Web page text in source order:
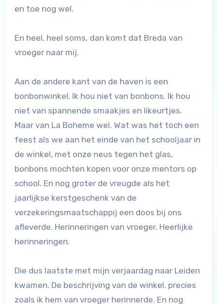
en toe nog wel.
En heel, heel soms, dan komt dat Breda van
vroeger naar mij.
Aan de andere kant van de haven is een
bonbonwinkel. Ik hou niet van bonbons. Ik hou
niet van spannende smaakjes en likeurtjes.
Maar van La Boheme wel. Wat was het toch een
feest als we aan het einde van het schooljaar in
de winkel, met onze neus tegen het glas,
bonbons mochten kopen voor onze mentors op
school. En nog groter de vreugde als het
jaarlijkse kerstgeschenk van de
verzekeringsmaatschappij een doos bij ons
afleverde. Herinneringen van vroeger. Heerlijke
herinneringen.
Die dus laatste met mijn verjaardag naar Leiden
kwamen. De beschrijving van de winkel, precies
zoals ik hem van vroeger herinnerde. En nog